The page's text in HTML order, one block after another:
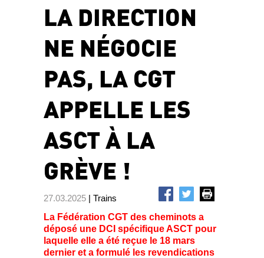
LA DIRECTION
NE NÉGOCIE
PAS, LA CGT
APPELLE LES
ASCT À LA
GRÈVE !
27.03.2025 | Trains
La Fédération CGT des cheminots a
déposé une DCI spécifique ASCT pour
laquelle elle a été reçue le 18 mars
dernier et a formulé les revendications